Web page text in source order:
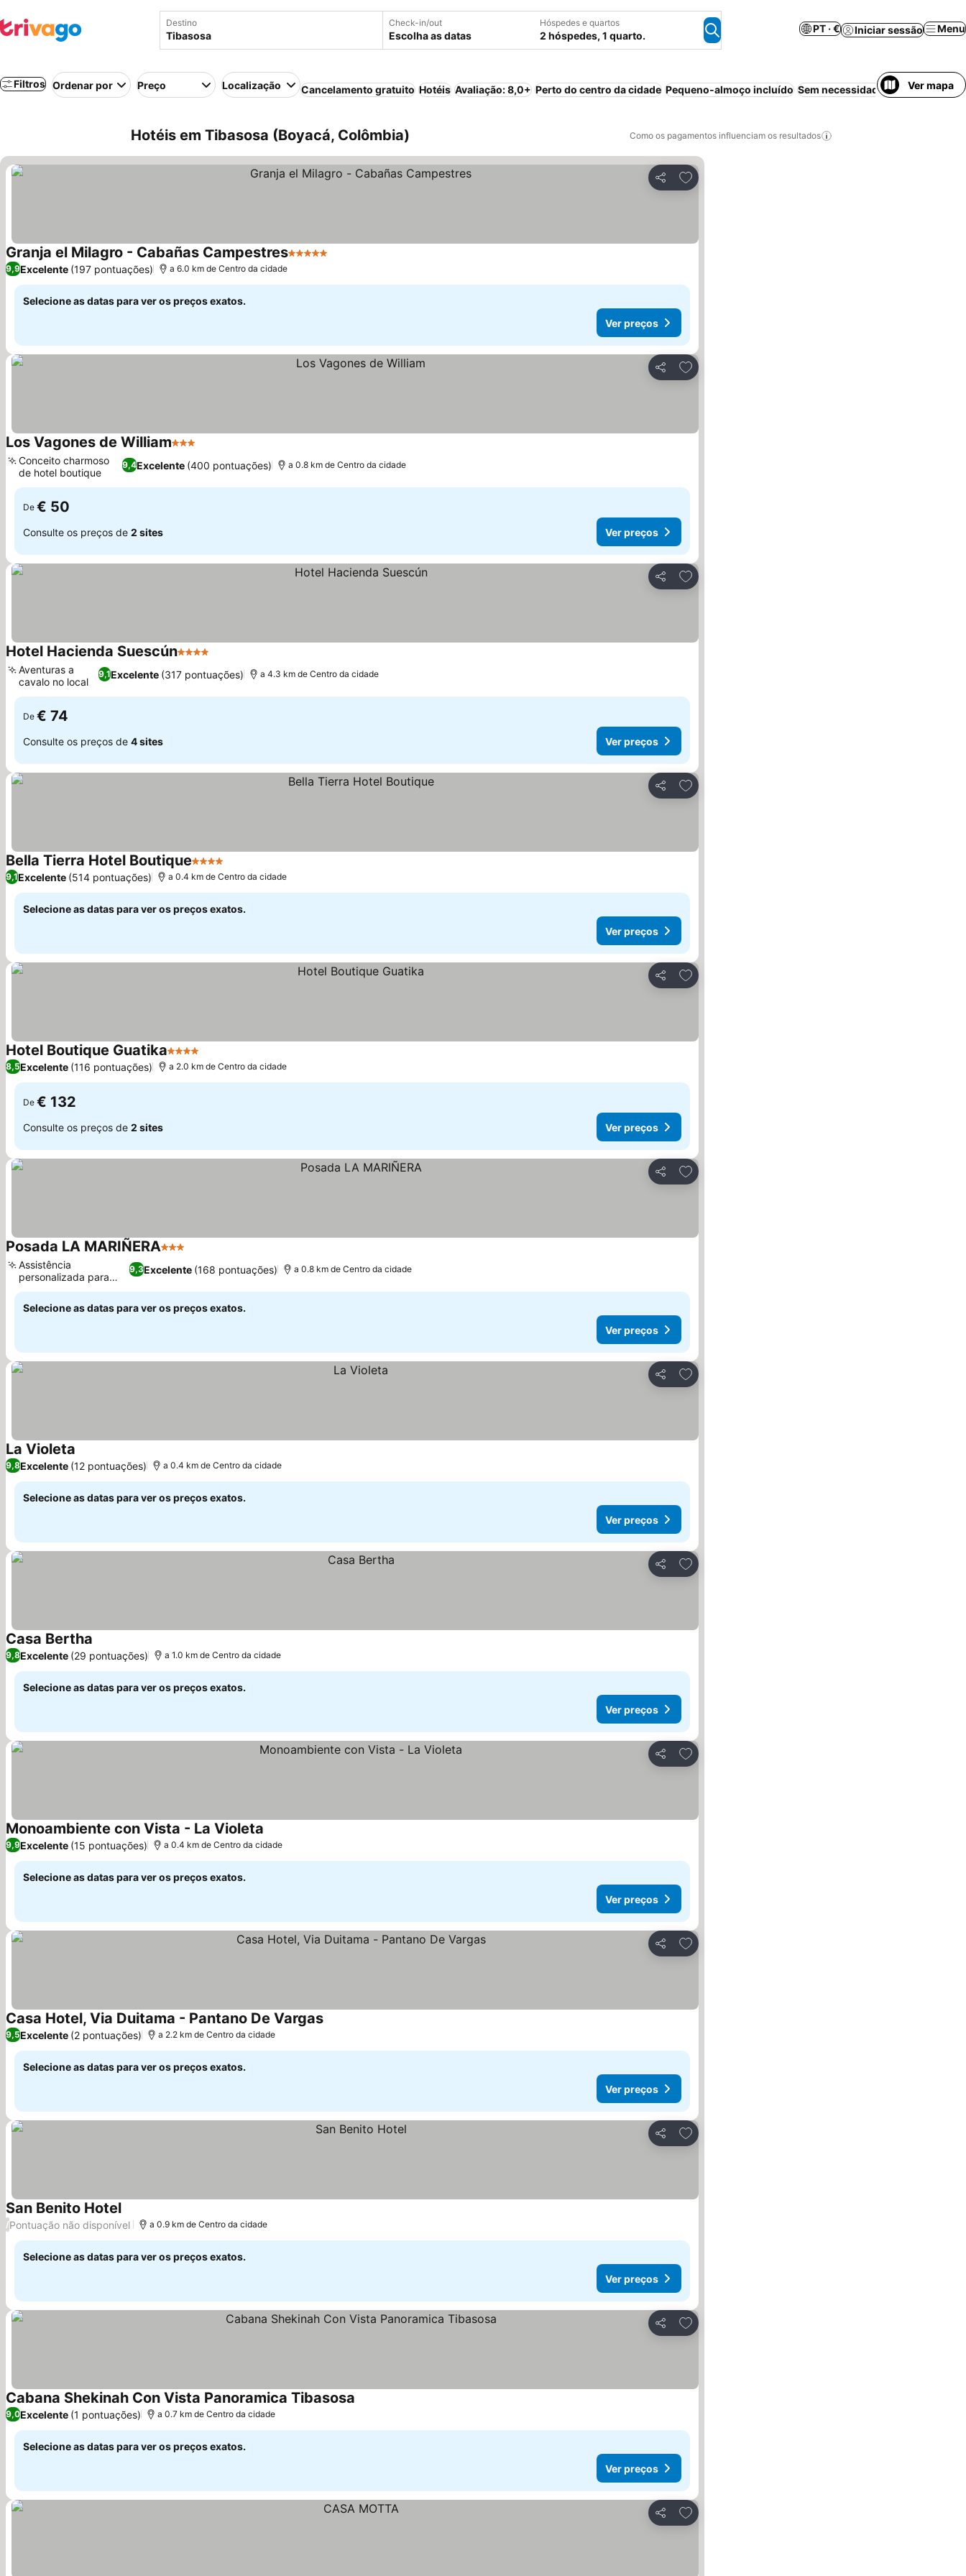
Destino Check-in/out
Escolha as datas
Hóspedes e quartos
2 hóspedes, 1 quarto.
PT · € Iniciar sessão Menu
Filtros Ordenar por Preço Localização Cancelamento gratuito Hotéis Avaliação: 8,0+ Perto do centro da cidade Pequeno-almoço incluído Sem necessidade de pré-Ver mapa
Hotéis em Tibasosa (Boyacá, Colômbia) Como os pagamentos influenciam os resultados
Partilhar
Adicionar aos favoritos
Granja el Milagro - Cabañas Campestres5 Estrelas
9,9Excelente (197 pontuações) a 6.0 km de Centro da cidade
Selecione as datas para ver os preços exatos.
Ver preços
Partilhar
Adicionar aos favoritos
Los Vagones de William3 Estrelas
9,4Excelente (400 pontuações)
Conceito charmoso
de hotel boutique
a 0.8 km de Centro da cidade
De € 50
Consulte os preços de 2 sites Ver preços
Partilhar
Adicionar aos favoritos
Hotel Hacienda Suescún4 Estrelas
9,1Excelente (317 pontuações)
Aventuras a
cavalo no local
a 4.3 km de Centro da cidade
De € 74
Consulte os preços de 4 sites Ver preços
Partilhar
Adicionar aos favoritos
Bella Tierra Hotel Boutique4 Estrelas
9,1Excelente (514 pontuações) a 0.4 km de Centro da cidade
Selecione as datas para ver os preços exatos.
Ver preços
Partilhar
Adicionar aos favoritos
Hotel Boutique Guatika4 Estrelas
8,5Excelente (116 pontuações) a 2.0 km de Centro da cidade
De € 132
Consulte os preços de 2 sites Ver preços
Partilhar
Adicionar aos favoritos
Posada LA MARIÑERA3 Estrelas
9,3Excelente (168 pontuações)
Assistência
personalizada para
passeios
a 0.8 km de Centro da cidade
Selecione as datas para ver os preços exatos.
Ver preços
Partilhar
Adicionar aos favoritos
La Violeta
9,8Excelente (12 pontuações) a 0.4 km de Centro da cidade
Selecione as datas para ver os preços exatos.
Ver preços
Partilhar
Adicionar aos favoritos
Casa Bertha
9,8Excelente (29 pontuações) a 1.0 km de Centro da cidade
Selecione as datas para ver os preços exatos.
Ver preços
Partilhar
Adicionar aos favoritos
Monoambiente con Vista - La Violeta
9,9Excelente (15 pontuações) a 0.4 km de Centro da cidade
Selecione as datas para ver os preços exatos.
Ver preços
Partilhar
Adicionar aos favoritos
Casa Hotel, Via Duitama - Pantano De VargasVer preços
9,5Excelente (2 pontuações) a 2.2 km de Centro da cidade
Selecione as datas para ver os preços exatos.
Ver preços
Partilhar
Adicionar aos favoritos
San Benito HotelVer preços
/Pontuação não disponível a 0.9 km de Centro da cidade
Selecione as datas para ver os preços exatos.
Ver preços
Partilhar
Adicionar aos favoritos
Cabana Shekinah Con Vista Panoramica Tibasosa
9,0Excelente (1 pontuações) a 0.7 km de Centro da cidade
Selecione as datas para ver os preços exatos.
Ver preços
Partilhar
Adicionar aos favoritos